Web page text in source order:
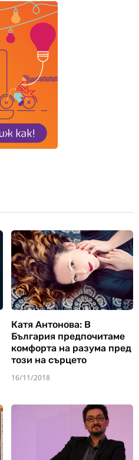
Катя Антонова: В
България предпочитаме
комфорта на разума пред
този на сърцето
16/11/2018